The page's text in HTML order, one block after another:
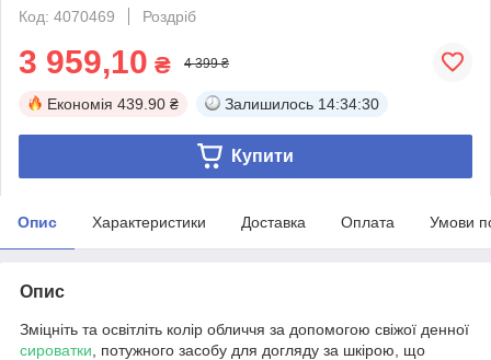
Код: 4070469
Роздріб
3 959,10 ₴ 4 399 ₴
Економія 439.90 ₴ Залишилось 14:34:30
Купити
Опис Характеристики Доставка Оплата Умови
Опис
Зміцніть та освітліть колір обличчя за допомогою свіжої денної
сироватки , потужного засобу для догляду за шкірою, що